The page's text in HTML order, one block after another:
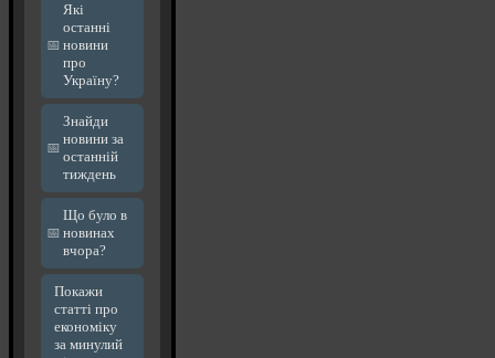
Які
останні
новини
про
Україну?
Знайди
новини за
останній
тиждень
Що було в
новинах
вчора?
Покажи
статті про
економіку
за минулий